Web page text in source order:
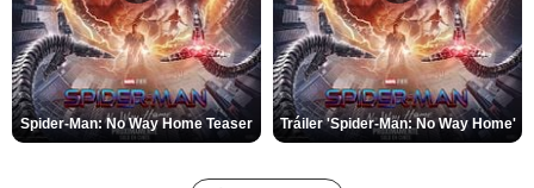
Spider-Man: No Way Home Teaser Tráiler 'Spider-Man: No Way Home'